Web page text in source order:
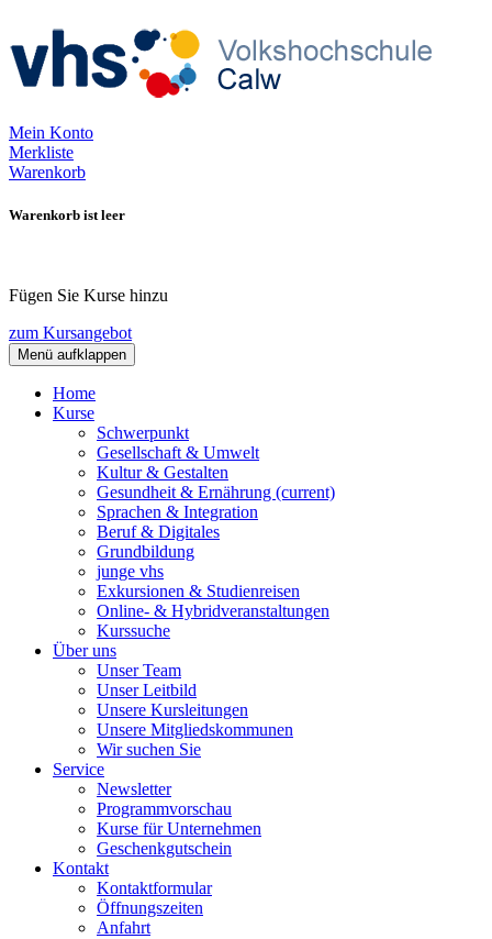
Mein Konto
Merkliste
Warenkorb
Warenkorb ist leer
Fügen Sie Kurse hinzu
zum Kursangebot
Menü aufklappen
Home
Kurse
Schwerpunkt
Gesellschaft & Umwelt
Kultur & Gestalten
Gesundheit & Ernährung (current)
Sprachen & Integration
Beruf & Digitales
Grundbildung
junge vhs
Exkursionen & Studienreisen
Online- & Hybridveranstaltungen
Kurssuche
Über uns
Unser Team
Unser Leitbild
Unsere Kursleitungen
Unsere Mitgliedskommunen
Wir suchen Sie
Service
Newsletter
Programmvorschau
Kurse für Unternehmen
Geschenkgutschein
Kontakt
Kontaktformular
Öffnungszeiten
Anfahrt